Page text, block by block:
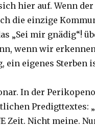
hier auf. Wenn
die einzige
„Sei mir gnädig“!
wenn wir
ein eigenes Sterben
In der
Predigttextes:
Zeit. Nicht meine.